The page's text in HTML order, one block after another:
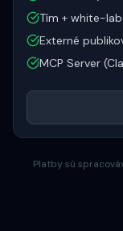
Tím + white-
Externé
MCP Server
Platby sú